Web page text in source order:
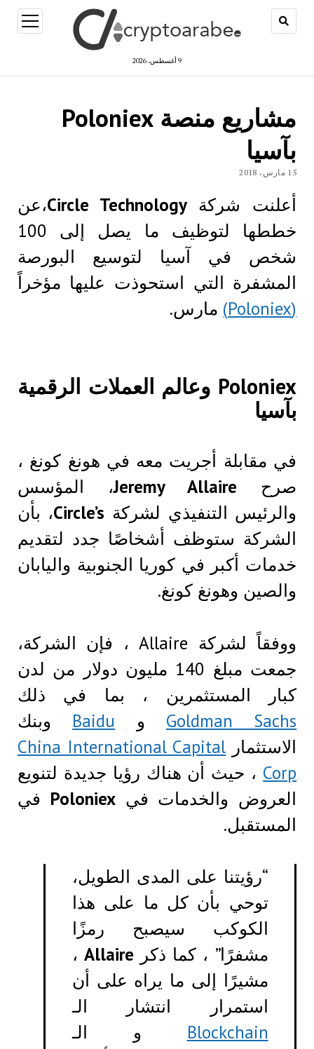
9 أغسطس، 2026
open
menu
مشاريع منصة Poloniex
بآسيا
15 مارس، 2018
أعلنت شركةCircle Technology،عن
خططها لتوظيف ما يصل إلى 100
شخص في آسيا لتوسيع البورصة
المشفرة التي استحوذت عليها مؤخراً
(Poloniex)
مارس.
Poloniex وعالم العملات الرقمية
بآسيا
في مقابلة أجريت معه في هونغ كونغ ،
صرح Jeremy Allaire، المؤسس
والرئيس التنفيذي لشركة Circle’s، بأن
الشركة ستوظف أشخاصًا جدد لتقديم
خدمات أكبر في كوريا الجنوبية واليابان
والصين وهونغ كونغ.
ووفقاً لشركة Allaire ، فإن الشركة،
جمعت مبلغ 140 مليون دولار من لدن
كبار المستثمرين ، بما في ذلك
Goldman Sachs و Baidu وبنك
الاستثمار China International Capital
Corp ، حيث أن هناك رؤيا جديدة لتنويع
العروض والخدمات فيPoloniex في
المستقبل.
“رؤيتنا على المدى الطويل،
توحي بأن كل ما على هذا
الكوكب سيصبح رمزًا
مشفرًا” ، كما ذكر Allaire،
مشيرًا إلى ما يراه على أن
استمرار انتشار الـ
Blockchain و الـ